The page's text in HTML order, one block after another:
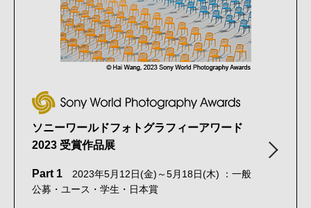
ソニーワールドフォトグラフィーアワード
2023 受賞作品展
Part 1 2023年5月12日(金)～5月18日(木) ：一般
公募・ユース・学生・日本賞